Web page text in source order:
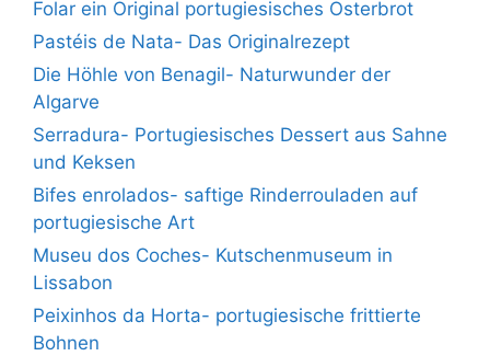
Folar ein Original portugiesisches Osterbrot
Pastéis de Nata- Das Originalrezept
Die Höhle von Benagil- Naturwunder der
Algarve
Serradura- Portugiesisches Dessert aus Sahne
und Keksen
Bifes enrolados- saftige Rinderrouladen auf
portugiesische Art
Museu dos Coches- Kutschenmuseum in
Lissabon
Peixinhos da Horta- portugiesische frittierte
Bohnen